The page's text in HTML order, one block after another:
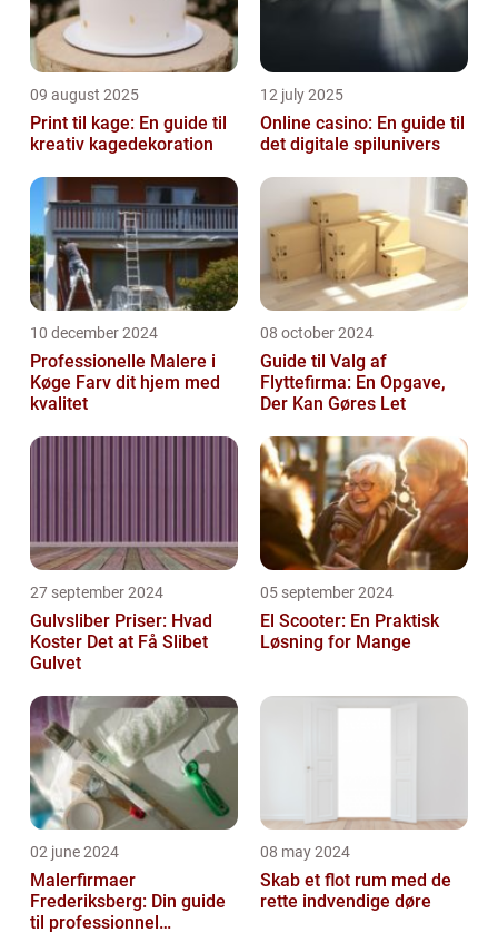
09 august 2025
Print til kage: En guide til
kreativ kagedekoration
12 july 2025
Online casino: En guide til
det digitale spilunivers
10 december 2024
Professionelle Malere i
Køge Farv dit hjem med
kvalitet
08 october 2024
Guide til Valg af
Flyttefirma: En Opgave,
Der Kan Gøres Let
27 september 2024
Gulvsliber Priser: Hvad
Koster Det at Få Slibet
Gulvet
05 september 2024
El Scooter: En Praktisk
Løsning for Mange
02 june 2024
Malerfirmaer
Frederiksberg: Din guide
til professionnel
08 may 2024
Skab et flot rum med de
rette indvendige døre